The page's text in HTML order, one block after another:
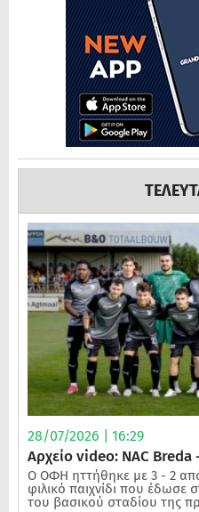
28/07/2026 | 16:29
Αρχείο video: NAC
Ο ΟΦΗ ηττήθηκε με 3 - 2
φιλικό παιχνίδι που έδωσε
του βασικού σταδίου της